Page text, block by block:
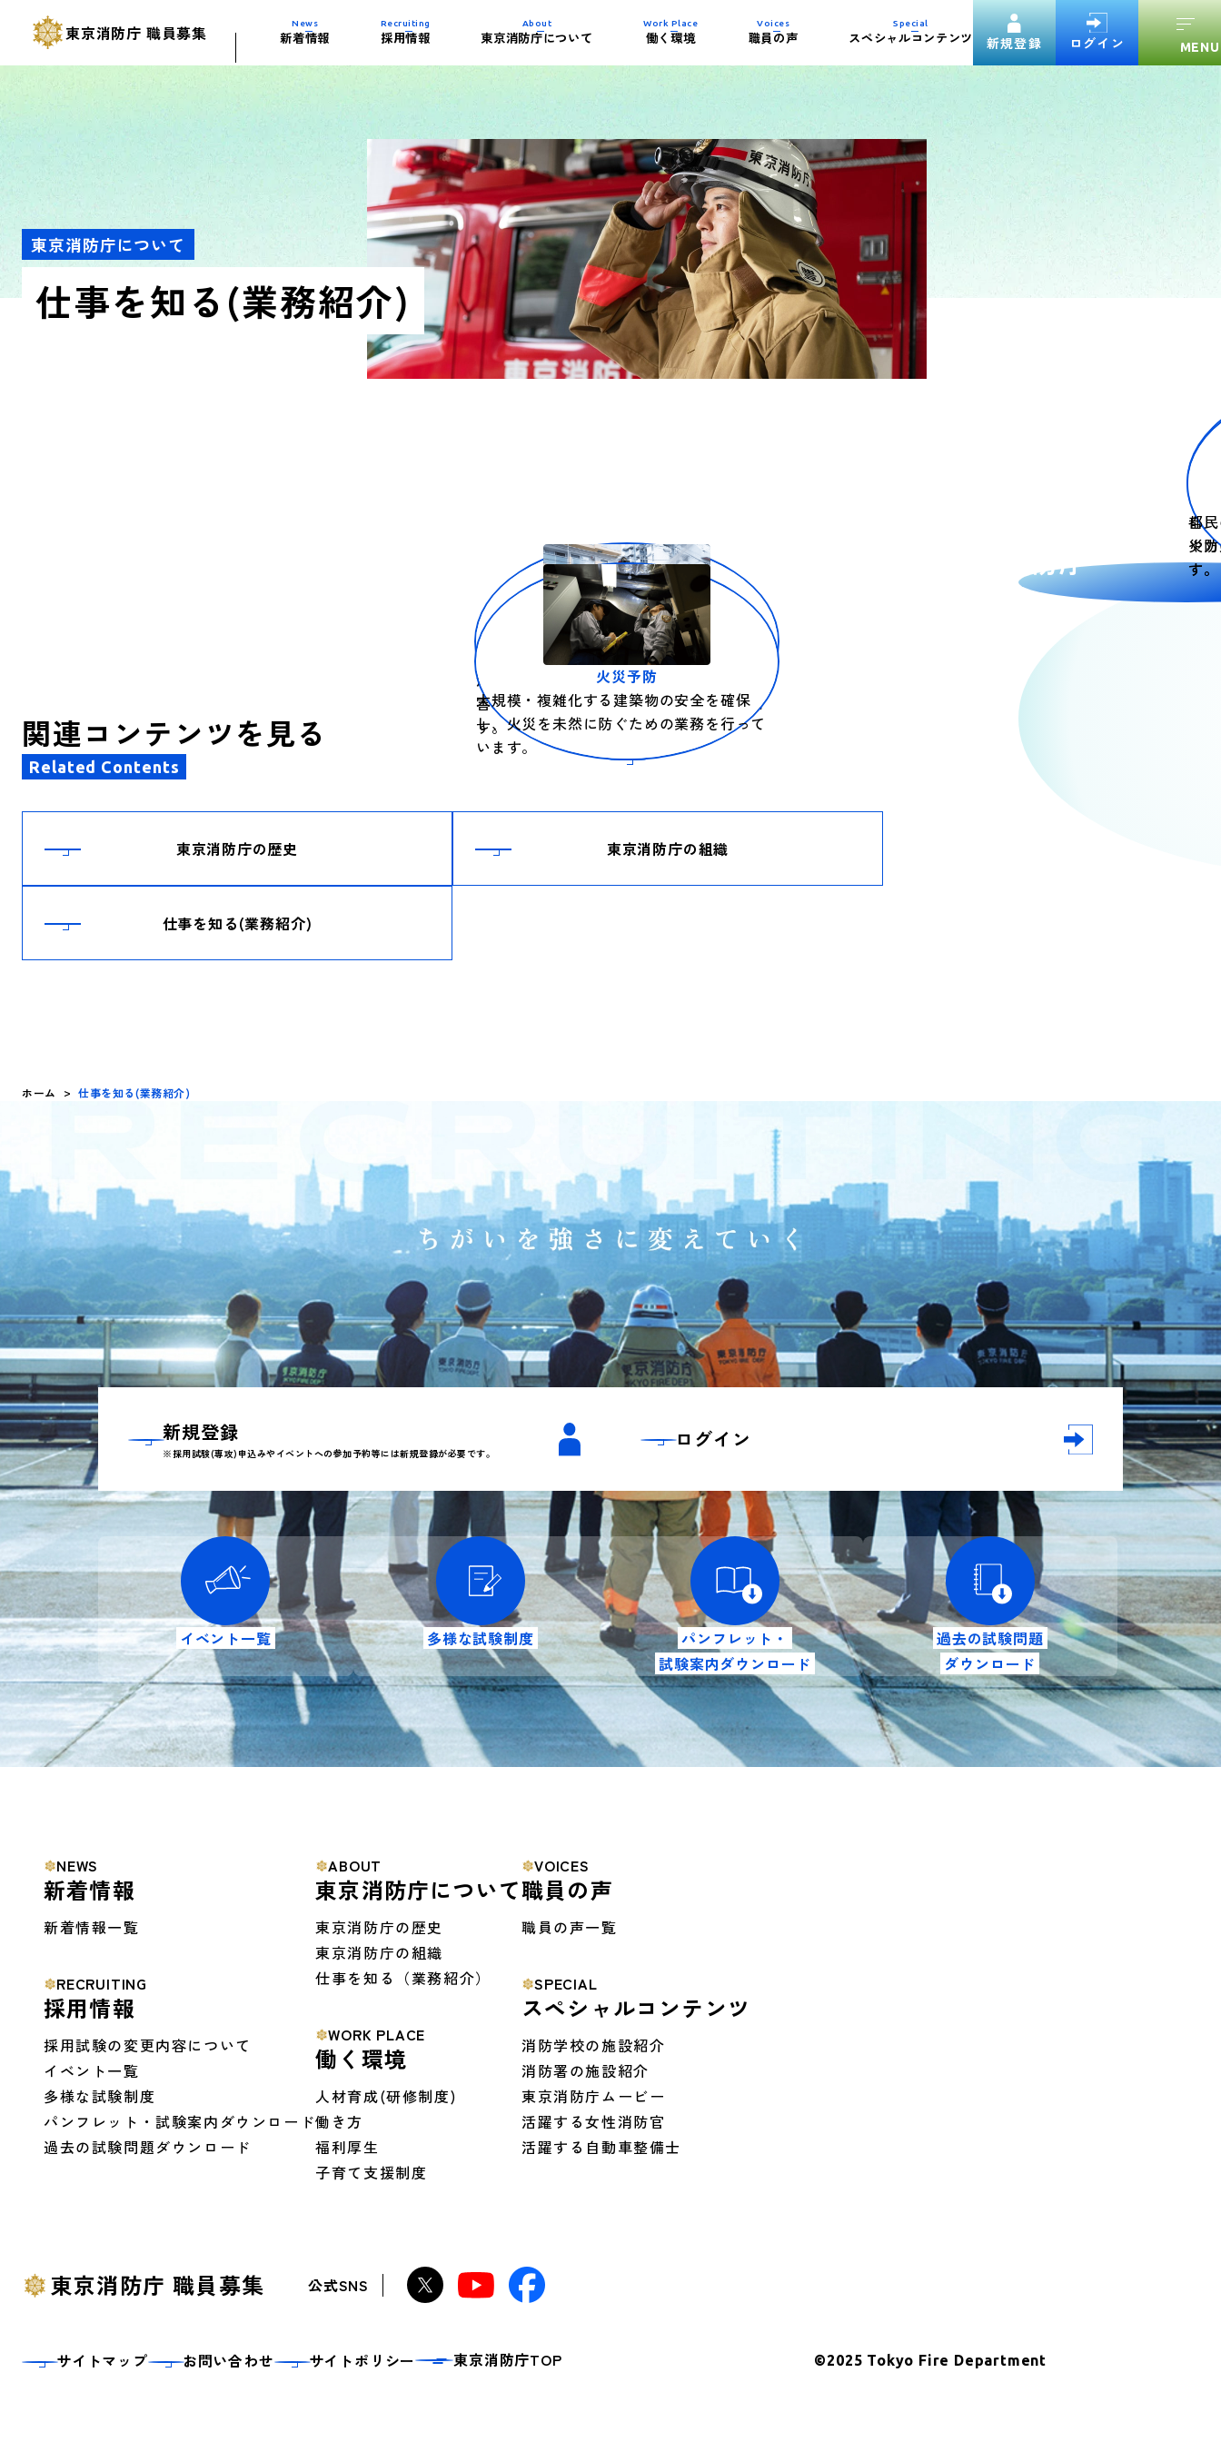
東京消防庁 職員募集 News
新着情報
Recruiting
採用情報
採用試験の変更内容について
パンフレット・試験案内ダウンロード
過去の試験問題ダウンロード
About
東京消防庁について
Work Place
働く環境
Voices
職員の声
Special
スペシャルコンテンツ
活躍する自動車整備士
新規登録 ログイン
東京消防庁について
仕事を知る(業務紹介)
東京消防庁
災害対応
消火、救急、救助から、震災等あらゆる災
害に的確に対応し安全安心を確保していま
す。
火災予防
大規模・複雑化する建築物の安全を確保
し、火災を未然に防ぐための業務を行って
います。
自
災
す。
都
や
す。
関連コンテンツを見る
Related Contents
東京消防庁の歴史 東京消防庁の組織
仕事を知る(業務紹介)
ホーム 仕事を知る(業務紹介)
新規登録
※採用試験(専攻)申込みやイベントへの参加予約等には新規登録が必要です。
ログイン
イベント一覧 多様な試験制度
パンフレット・
試験案内ダウンロード
過去の試験問題
ダウンロード
NEWS
新着情報
新着情報一覧
RECRUITING
採用情報
採用試験の変更内容について
イベント一覧
多様な試験制度
パンフレット・試験案内ダウンロード
過去の試験問題ダウンロード
ABOUT
東京消防庁について
東京消防庁の歴史
東京消防庁の組織
仕事を知る（業務紹介）
WORK PLACE
働く環境
人材育成(研修制度)
働き方
福利厚生
子育て支援制度
VOICES
職員の声
職員の声一覧
SPECIAL
スペシャルコンテンツ
消防学校の施設紹介
消防署の施設紹介
東京消防庁ムービー
活躍する女性消防官
活躍する自動車整備士
東京消防庁 職員募集 公式SNS
サイトマップ お問い合わせ サイトポリシー 東京消防庁TOP ©2025 Tokyo Fire Department